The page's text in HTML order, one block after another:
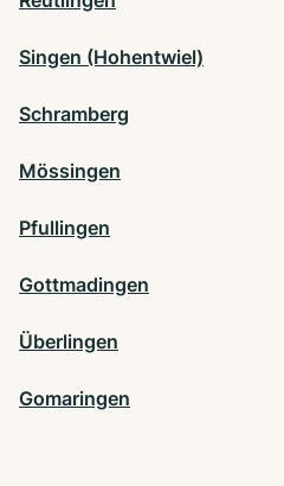
Singen (Hohentwiel)
Schramberg
Mössingen
Pfullingen
Gottmadingen
Überlingen
Gomaringen